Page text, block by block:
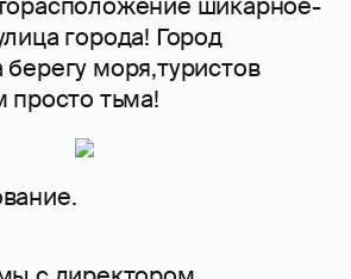
шикарное-
города! Город
моря,туристов
просто тьма!